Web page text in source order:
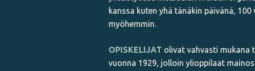
kanssa kuten yhä tänäkin päivänä, 100
myöhemmin.
OPISKELIJAT olivat vahvasti mukana
vuonna 1929, jolloin ylioppilaat